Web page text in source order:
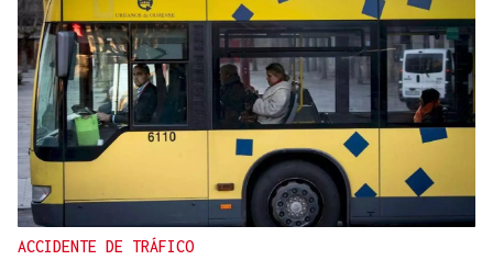
2019, SU PRIMERA GRANDE
Pogacar vuelve a La Vuelta siete años después y
busca conquistar el maillot rojo
ACCIDENTE DE TRÁFICO